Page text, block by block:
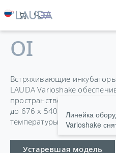
OI
Встряхивающие
LAUDA Varioshake
пространство 45–150 л с
до 676 x 540 мм и
температуры ±0,2 K.
Устаревшая модель
Линейка
Varioshake